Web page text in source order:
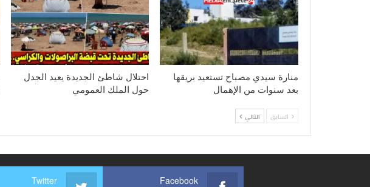
منارة سيدي مصباح تستعيد بريقها
بعد سنوات من الإهمال
احتلال شاطئ الجديدة يعيد الجدل
حول الملك العمومي
السابق التالي
Facebook
Twitter